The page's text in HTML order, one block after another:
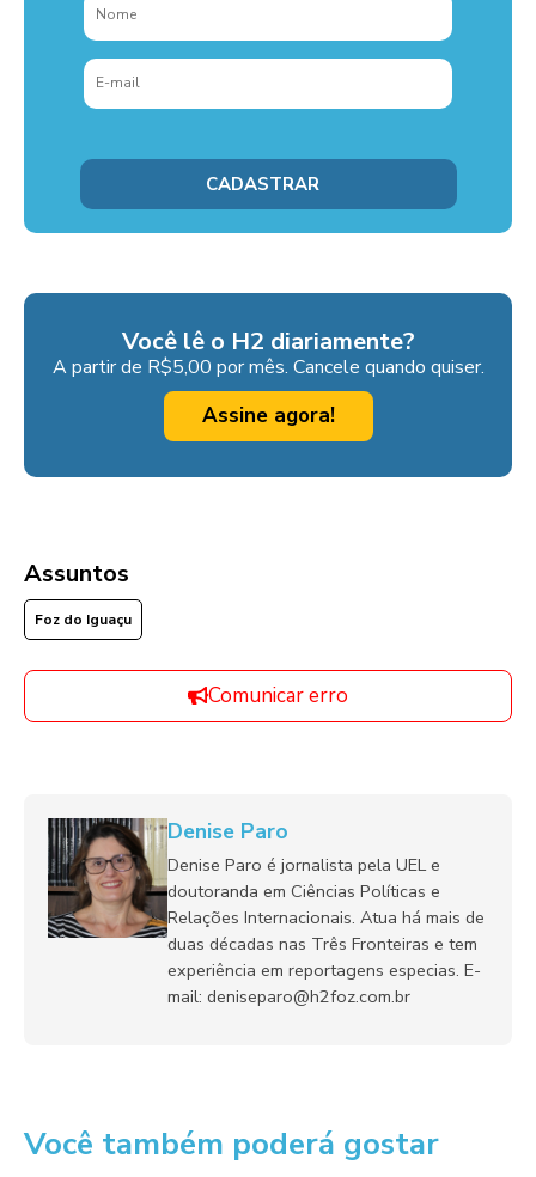
Você lê o H2 diariamente?
A partir de R$5,00 por mês. Cancele quando quiser.
Assine agora!
Assuntos
Foz do Iguaçu
Comunicar erro
Denise Paro
Denise Paro é jornalista pela UEL e
doutoranda em Ciências Políticas e
Relações Internacionais. Atua há mais de
duas décadas nas Três Fronteiras e tem
experiência em reportagens especias. E-
mail: deniseparo@h2foz.com.br
Você também poderá gostar